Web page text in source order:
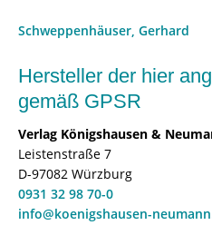
Schweppenhäuser, Gerhard
Hersteller der hier
gemäß GPSR
Verlag Königshausen &
Leistenstraße 7
D-97082 Würzburg
0931 32 98 70-0
info@koenigshausen-